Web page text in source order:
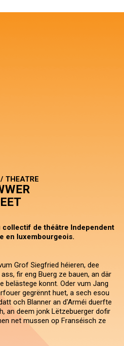
THEATRE
collectif de théâtre Independent
en luxembourgeois.
Grof Siegfried héieren, dee
fir eng Buerg ze bauen, an där
belästege konnt. Oder vum Jang
gegrënnt huet, a sech esou
och Blanner an d'Arméi duerfte
an deem jonk Lëtzebuerger dofir
net mussen op Franséisch ze